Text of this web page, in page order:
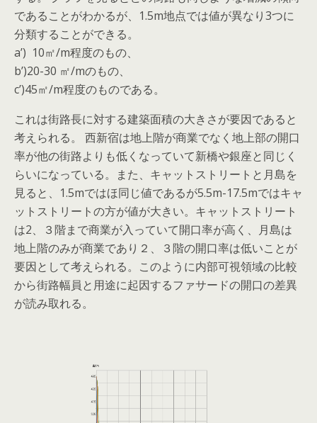
であることがわかるが、1.5m地点では値が異なり3つに
分類することができる。
a’) 10㎡/m程度のもの、
b’)20-30 ㎡/mのもの、
c’)45㎡/m程度のものである。
これは街路長に対する建築面積の大きさが要因であると
考えられる。 西新宿は地上階が商業でなく地上部の開口
率が他の街路よりも低くなっていて新橋や銀座と同じく
らいになっている。また、キャットストリートと月島を
見ると、1.5mではほ同じ値であるが5.5m-17.5mではキャ
ットストリートの方が値が大きい。キャットストリート
は2、３階まで商業が入っていて開口率が高く、月島は
地上階のみが商業であり２、３階の開口率は低いことが
要因として考えられる。このように内部可視領域の比較
から街路幅員と用途に起因するファサードの開口の差異
が読み取れる。